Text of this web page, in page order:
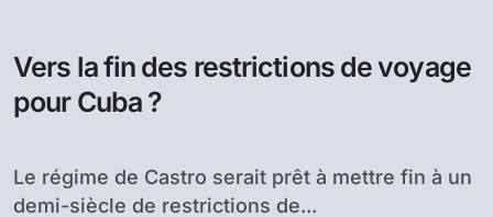
Vers la fin des restrictions de voyage
pour Cuba ?
Le régime de Castro serait prêt à mettre fin à un
demi-siècle de restrictions de...